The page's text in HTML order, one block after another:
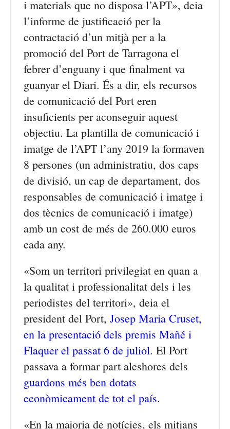
i materials que no disposa l’APT», deia
l’informe de justificació per la
contractació d’un mitjà per a la
promoció del Port de Tarragona el
febrer d’enguany i que finalment va
guanyar el Diari. És a dir, els recursos
de comunicació del Port eren
insuficients per aconseguir aquest
objectiu. La plantilla de comunicació i
imatge de l’APT l’any 2019 la formaven
8 persones (un administratiu, dos caps
de divisió, un cap de departament, dos
responsables de comunicació i imatge i
dos tècnics de comunicació i imatge)
amb un cost de més de 260.000 euros
cada any.
«Som un territori privilegiat en quan a
la qualitat i professionalitat dels i les
periodistes del territori», deia el
president del Port, Josep Maria Cruset,
en la presentació dels premis Mañé i
Flaquer el passat 6 de juliol. El Port
passava a formar part aleshores dels
guardons més ben dotats
econòmicament de tot el país.
«En la majoria de notícies, els mitjans